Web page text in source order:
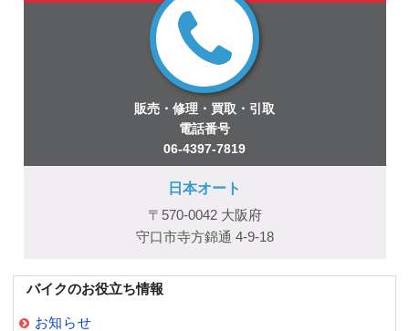
販売・修理・買取・引取
電話番号
06-4397-7819
日本オート
〒570-0042 大阪府
守口市寺方錦通 4-9-18
バイクのお役立ち情報
お知らせ